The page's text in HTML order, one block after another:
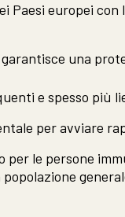
Paesi europei
una
e spesso più
per avviare
le persone